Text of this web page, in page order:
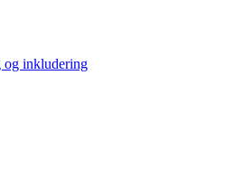
og inkludering